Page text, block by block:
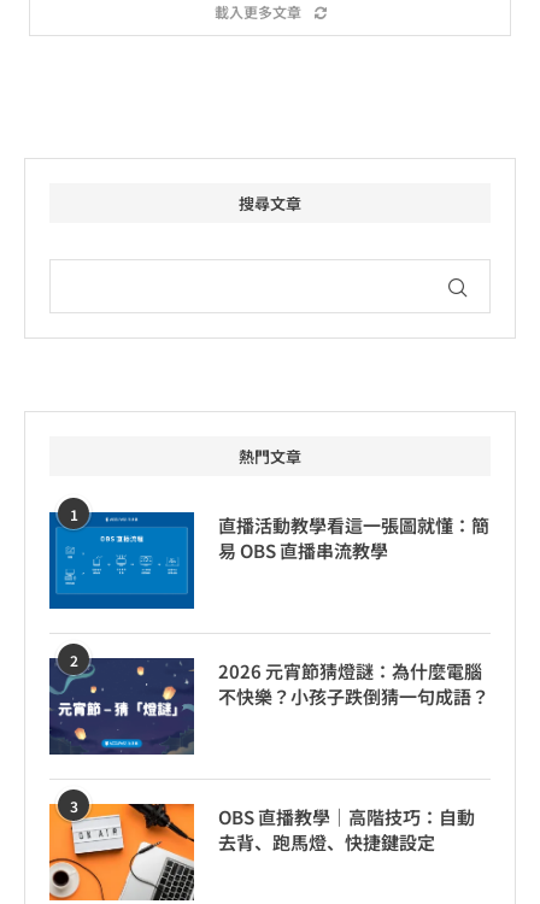
載入更多文章
搜尋文章
熱門文章
1
直播活動教學看這一張圖就懂：簡
易 OBS 直播串流教學
2
2026 元宵節猜燈謎：為什麼電腦
不快樂？小孩子跌倒猜一句成語？
3
OBS 直播教學｜高階技巧：自動
去背、跑馬燈、快捷鍵設定